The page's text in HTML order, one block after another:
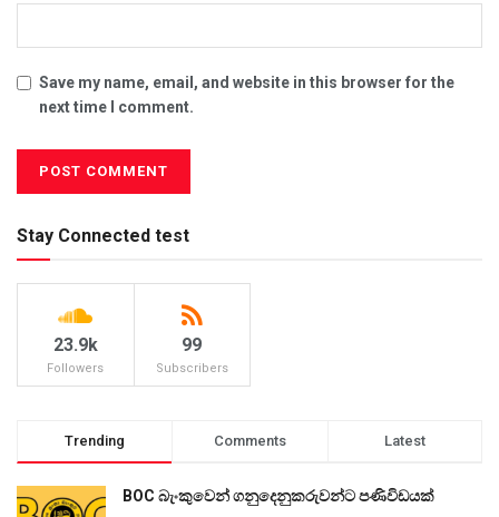
Save my name, email, and website in this browser for the
next time I comment.
Stay Connected test
23.9k
Followers
99
Subscribers
Trending Comments Latest
BOC බැංකුවෙන් ගනුදෙනුකරුවන්ට පණිවිඩයක්